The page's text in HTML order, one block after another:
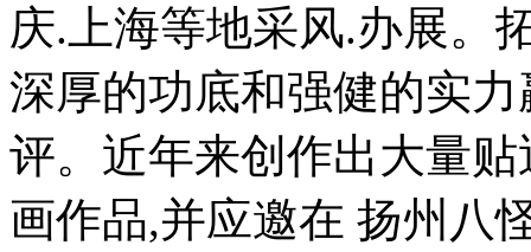
庆.上海等地采风.办展。
深厚的功底和强健的实
评。近年来创作出大量
画作品,并应邀在 扬州八